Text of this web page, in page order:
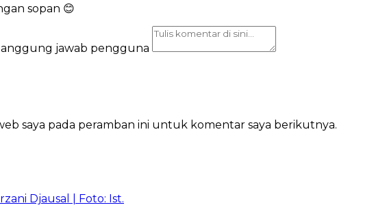
sopan 😊
jawab pengguna
saya pada peramban ini untuk komentar saya berikutnya.